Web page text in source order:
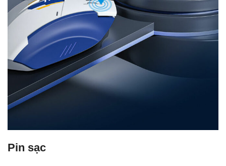
Pin sạc